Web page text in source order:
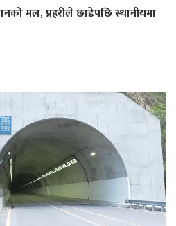
मल, प्रहरीले छाडेपछि स्थानीयमा